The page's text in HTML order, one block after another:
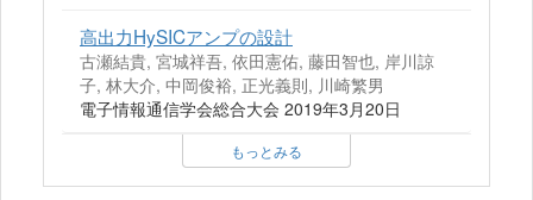
高出力HySICアンプの設計
古瀬結貴, 宮城祥吾, 依田憲佑, 藤田智也, 岸川諒
子, 林大介, 中岡俊裕, 正光義則, 川崎繁男
電子情報通信学会総合大会 2019年3月20日
もっとみる